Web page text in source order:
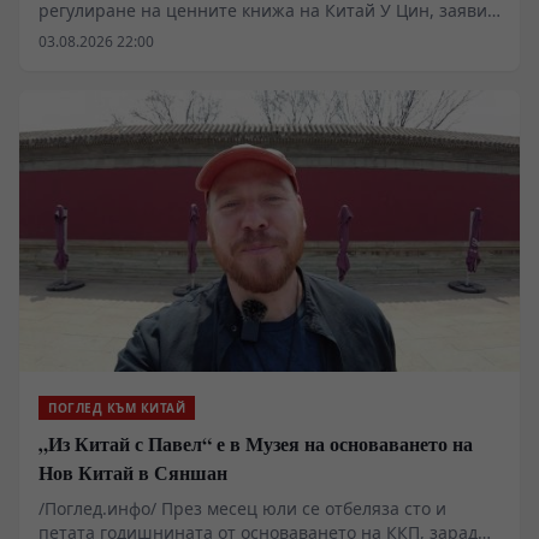
регулиране на ценните книжа на Китай У Цин, заяви,
че комисията ще подкрепи засиленото
Хонконг, за да се пуснат повече индекси, базирани на
китайски активи, ще насърчи индустриалните
институции в двата региона да пуснат повече ETF
продукти, базирани на двата пазара и съобразени със
съвременната индустриална система на Китай, ще
оптимизира механизма за регистрация на ETF
продукти и ще засилва съвместно международното
влияние на китайските индекси и активи.
03.08.2026 22:00
ПОГЛЕД КЪМ КИТАЙ
„Из Китай с Павел“ е в Музея на основаването на
Нов Китай в Сяншан
/Поглед.инфо/ През месец юли се отбеляза сто и
петата годишнината от основаването на ККП, заради